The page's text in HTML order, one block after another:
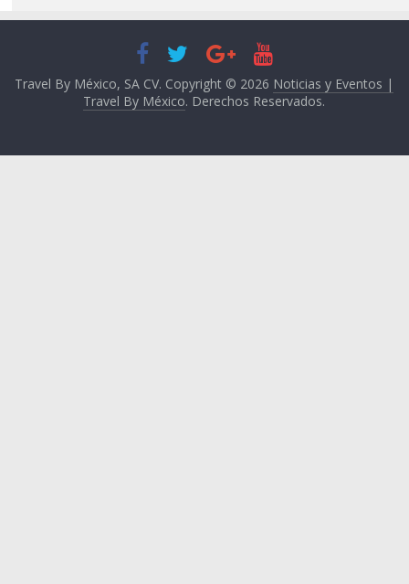
Travel By México, SA CV. Copyright © 2026 Noticias y Eventos |
Travel By México. Derechos Reservados.